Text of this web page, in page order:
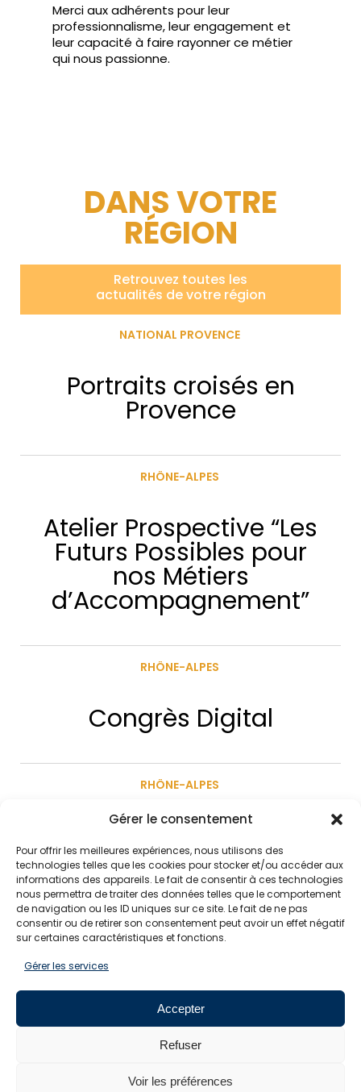
Gérer le consentement
Pour offrir les meilleures expériences, nous utilisons des
technologies telles que les cookies pour stocker et/ou accéder aux
informations des appareils. Le fait de consentir à ces technologies
nous permettra de traiter des données telles que le comportement
de navigation ou les ID uniques sur ce site. Le fait de ne pas
consentir ou de retirer son consentement peut avoir un effet négatif
sur certaines caractéristiques et fonctions.
Gérer les services
Accepter
Refuser
Voir les préférences
Merci aux adhérents pour leur
professionnalisme, leur engagement et
leur capacité à faire rayonner ce métier
qui nous passionne.
DANS VOTRE
RÉGION
Retrouvez toutes les
actualités de votre région
NATIONAL PROVENCE
Portraits croisés en
Provence
RHÔNE-ALPES
Atelier Prospective “Les
Futurs Possibles pour
nos Métiers
d’Accompagnement”
RHÔNE-ALPES
Congrès Digital
RHÔNE-ALPES
SUIVEZ-NOUS